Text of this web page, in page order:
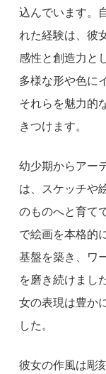
込んでいます。
れた経験は、彼
感性と創造力と
多様な形や色に
それらを魅力的
きつけます。
幼少期からアー
は、スケッチや
のものへと育て
で絵画を本格的
基盤を築き、ワ
を磨き続けまし
女の表現は豊か
した。
彼女の作風は彫